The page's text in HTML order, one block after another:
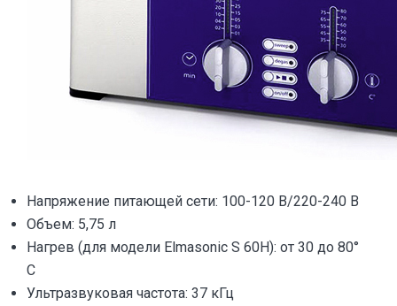
Напряжение питающей сети: 100-120 В/220-240 В
Объем: 5,75 л
Нагрев (для модели Elmasonic S 60H): от 30 до 80°
С
Ультразвуковая частота: 37 кГц